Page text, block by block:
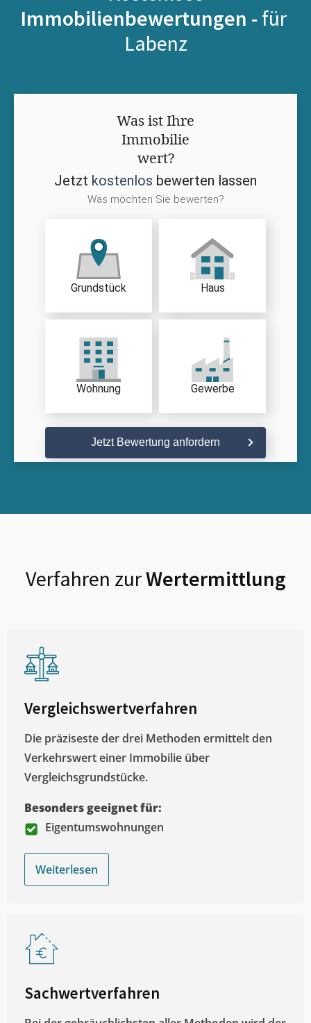
Immobilienbewertungen - für
Labenz
Was ist Ihre
Immobilie
wert?
Jetzt kostenlos bewerten lassen
Was möchten Sie bewerten?
Grundstück Haus
Wohnung Gewerbe
Jetzt Bewertung anfordern
Verfahren zurWertermittlung
Vergleichswertverfahren
Die präziseste der drei Methoden ermittelt den
Verkehrswert einer Immobilie über
Vergleichsgrundstücke.
Besonders geeignet für:
Eigentumswohnungen
Weiterlesen
Sachwertverfahren